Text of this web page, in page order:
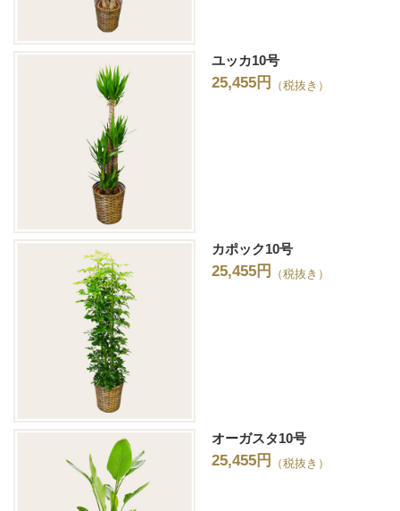
ユッカ10号
25,455円 （税抜き）
カポック10号
25,455円 （税抜き）
オーガスタ10号
25,455円 （税抜き）